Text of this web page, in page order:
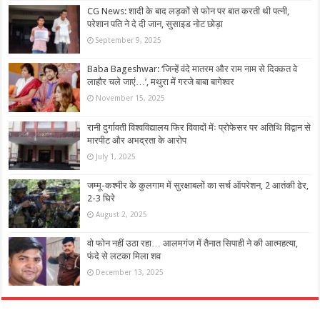
CG News: शादी के बाद लड़कों से फोन पर बात करती थी पत्नी,
परेशान पति ने दे दी जान, सुसाइड नोट छोड़ा
September 9, 2025
Baba Bageshwar: ‘जिन्हें वंदे मातरम और राम नाम से दिक्कत वे
लाहौर चले जाएं…’, मथुरा में गरजे बाबा बागेश्वर
November 15, 2025
रानी दुर्गावती विश्वविद्यालय फिर विवादों मेंः प्रोफेसर पर अतिथि विद्वान से
मारपीट और अभद्रता के आरोप
July 1, 2025
जम्मू-कश्मीर के कुलगाम में सुरक्षाबलों का सर्च ऑपरेशन, 2 आतंकी ढेर,
2-3 घिरे
August 2, 2025
वो फोन नहीं उठा रहा… आलमगंज में तैनात सिपाही ने की आत्महत्या,
फंदे से लटका मिला शव
December 13, 2025